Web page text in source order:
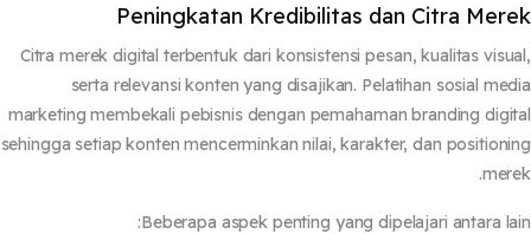
Peningkatan Kredibilitas dan Citra
Citra merek digital terbentuk dari konsistensi pesan, kualitas
serta relevansi konten yang disajikan. Pelatihan sosial
marketing membekali pebisnis dengan pemahaman branding
sehingga setiap konten mencerminkan nilai, karakter, dan
Beberapa aspek penting yang dipelajari antara